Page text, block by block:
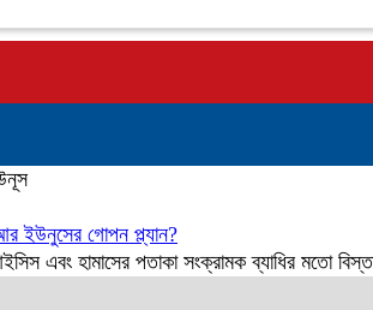
ইউনুসের গোপন প্ল্যান?
এবং হামাসের পতাকা সংক্রামক ব্যাধির মতো